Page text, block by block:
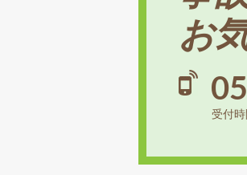
お
受付